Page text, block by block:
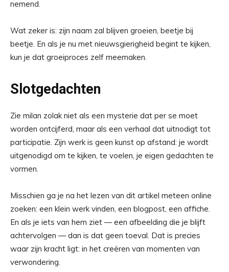
nemend.
Wat zeker is: zijn naam zal blijven groeien, beetje bij
beetje. En als je nu met nieuwsgierigheid begint te kijken,
kun je dat groeiproces zelf meemaken.
Slotgedachten
Zie milan zolak niet als een mysterie dat per se moet
worden ontcijferd, maar als een verhaal dat uitnodigt tot
participatie. Zijn werk is geen kunst op afstand: je wordt
uitgenodigd om te kijken, te voelen, je eigen gedachten te
vormen.
Misschien ga je na het lezen van dit artikel meteen online
zoeken: een klein werk vinden, een blogpost, een affiche.
En als je iets van hem ziet — een afbeelding die je blijft
achtervolgen — dan is dat geen toeval. Dat is precies
waar zijn kracht ligt: in het creëren van momenten van
verwondering.